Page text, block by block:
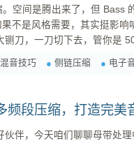
空间是腾出来了，但 Bass
格需要，其实挺影响听感的。 传统
铡刀，一刀切下去，管你是
混音技巧 侧链压缩 电子
频段压缩，打造完美
伙伴，今天咱们聊聊母带处